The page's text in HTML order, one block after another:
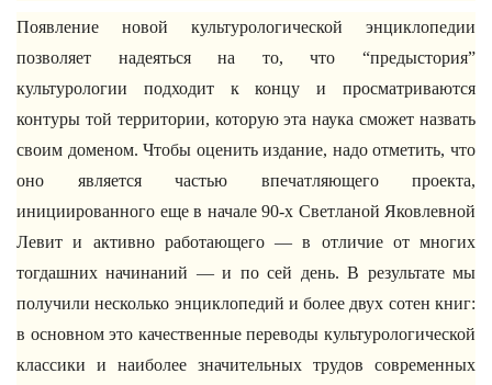
Появление новой культурологической энциклопедии
позволяет надеяться на то, что “предыстория”
культурологии подходит к концу и просматриваются
контуры той территории, которую эта наука сможет назвать
своим доменом. Чтобы оценить издание, надо отметить, что
оно является частью впечатляющего проекта,
инициированного еще в начале 90-х Светланой Яковлевной
Левит и активно работающего — в отличие от многих
тогдашних начинаний — и по сей день. В результате мы
получили несколько энциклопедий и более двух сотен книг:
в основном это качественные переводы культурологической
классики и наиболее значительных трудов современных